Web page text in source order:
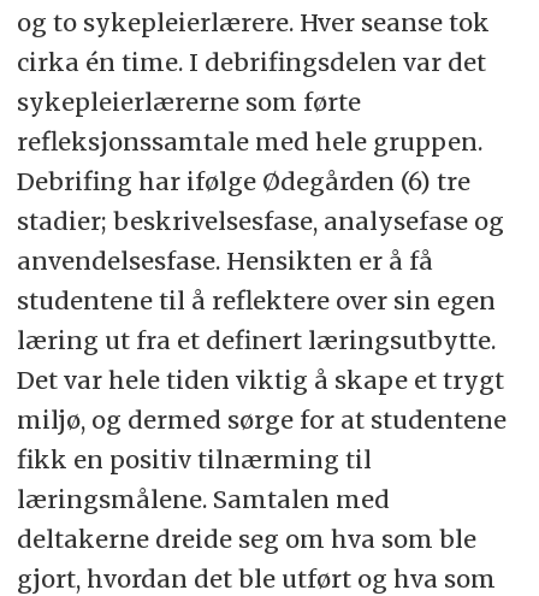
Sykepleier bestiller blod (per
telefon).
Bioingeniør gjør klar blodet.
Blodet hentes (ifølge prosedyre) av
sykepleier.
Blod kontrolleres på avdeling
(ifølge prosedyre) og henges opp.
Øve på prosedyre for utlevering av
blod fra blodbanken.
Sykepleierstudenter:
Postoperative observasjoner og
tiltak.
Dokumentasjon i kurve og på
observasjonsskjema.
og to sykepleierlærere. Hver seanse tok
cirka én time. I debrifingsdelen var det
sykepleierlærerne som førte
refleksjonssamtale med hele gruppen.
Debrifing har ifølge Ødegården (6) tre
stadier; beskrivelsesfase, analysefase og
anvendelsesfase. Hensikten er å få
studentene til å reflektere over sin egen
læring ut fra et definert læringsutbytte.
Det var hele tiden viktig å skape et trygt
miljø, og dermed sørge for at studentene
fikk en positiv tilnærming til
læringsmålene. Samtalen med
deltakerne dreide seg om hva som ble
gjort, hvordan det ble utført og hva som